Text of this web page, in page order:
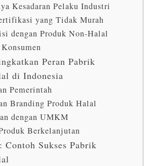
Kesadaran Pelaku Industri
yang Tidak Murah
dengan Produk Non-Halal
Peran Pabrik
di Indonesia
Pemerintah
Branding Produk Halal
dengan UMKM
Berkelanjutan
Contoh Sukses Pabrik